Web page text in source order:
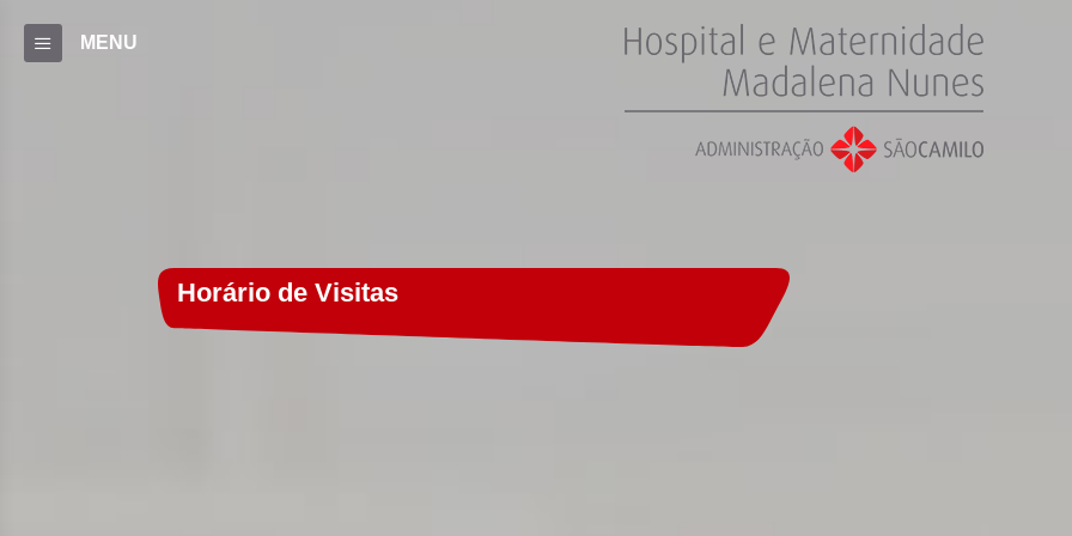
MENU
Horário de Visitas